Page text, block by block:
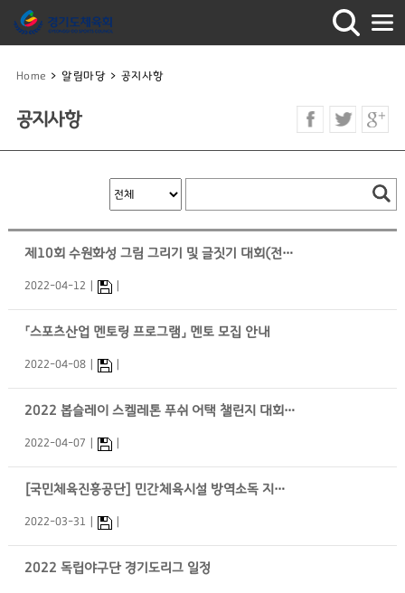
Home > 알림마당 > 공지사항
공지사항
제10회 수원화성 그림 그리기 및 글짓기 대회(전국 공모전) 개최
2022-04-12
「스포츠산업 멘토링 프로그램」 멘토 모집 안내
2022-04-08
2022 봅슬레이 스켈레톤 푸쉬 어택 챌린지 대회 안내
2022-04-07
[국민체육진흥공단] 민간체육시설 방역소독 지원 사업 신청 안내
2022-03-31
2022 독립야구단 경기도리그 일정